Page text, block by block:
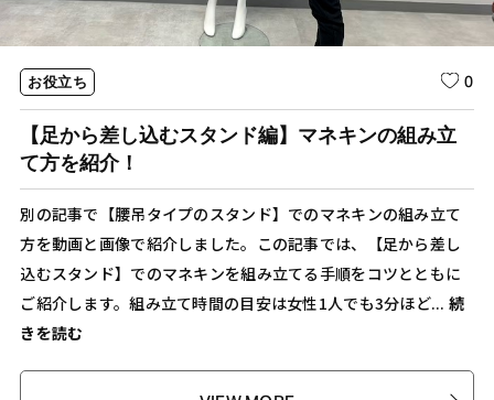
お役立ち 0
【足から差し込むスタンド編】マネキンの組み立
て方を紹介！
別の記事で【腰吊タイプのスタンド】でのマネキンの組み立て
方を動画と画像で紹介しました。この記事では、【足から差し
込むスタンド】でのマネキンを組み立てる手順をコツとともに
ご紹介します。組み立て時間の目安は女性1人でも3分ほど...続
きを読む